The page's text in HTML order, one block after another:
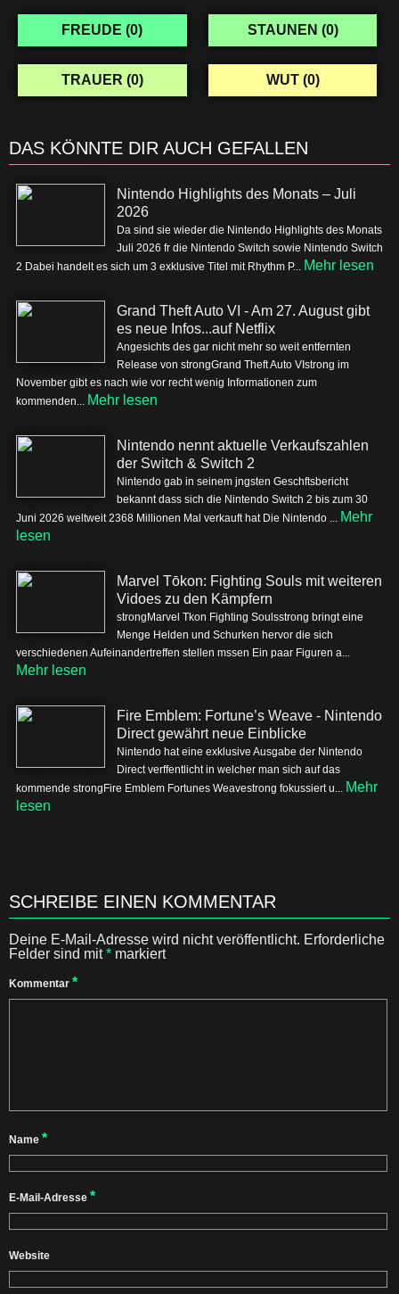
FREUDE (0) STAUNEN (0)
TRAUER (0) WUT (0)
DAS KÖNNTE DIR AUCH GEFALLEN
Nintendo Highlights des Monats – Juli
2026
Da sind sie wieder die Nintendo Highlights des Monats
Juli 2026 fr die Nintendo Switch sowie Nintendo Switch
2 Dabei handelt es sich um 3 exklusive Titel mit Rhythm P... Mehr lesen
Grand Theft Auto VI - Am 27. August gibt
es neue Infos...auf Netflix
Angesichts des gar nicht mehr so weit entfernten
Release von strongGrand Theft Auto VIstrong im
November gibt es nach wie vor recht wenig Informationen zum
kommenden... Mehr lesen
Nintendo nennt aktuelle Verkaufszahlen
der Switch & Switch 2
Nintendo gab in seinem jngsten Geschftsbericht
bekannt dass sich die Nintendo Switch 2 bis zum 30
Juni 2026 weltweit 2368 Millionen Mal verkauft hat Die Nintendo ... Mehr
lesen
Marvel Tōkon: Fighting Souls mit weiteren
Vidoes zu den Kämpfern
strongMarvel Tkon Fighting Soulsstrong bringt eine
Menge Helden und Schurken hervor die sich
verschiedenen Aufeinandertreffen stellen mssen Ein paar Figuren a...
Mehr lesen
Fire Emblem: Fortune’s Weave - Nintendo
Direct gewährt neue Einblicke
Nintendo hat eine exklusive Ausgabe der Nintendo
Direct verffentlicht in welcher man sich auf das
kommende strongFire Emblem Fortunes Weavestrong fokussiert u... Mehr
lesen
SCHREIBE EINEN KOMMENTAR
Deine E-Mail-Adresse wird nicht veröffentlicht. Erforderliche
Felder sind mit* markiert
Kommentar *
Name *
E-Mail-Adresse *
Website